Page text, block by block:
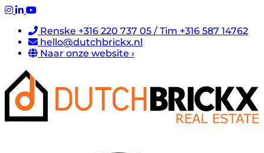
Renske +316 220 737 05 / Tim +316 587 14762
hello@dutchbrickx.nl
Naar onze website ›